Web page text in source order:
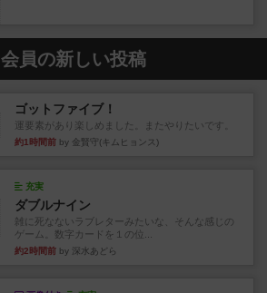
会員の新しい投稿
ゴットファイブ！
運要素があり楽しめました。またやりたいです。
約1時間前 by 金賢守(キムヒョンス)
充実
ダブルナイン
雑に死なないラブレターみたいな、そんな感じの
ゲーム。数字カードを１の位...
約2時間前 by 深水あどら